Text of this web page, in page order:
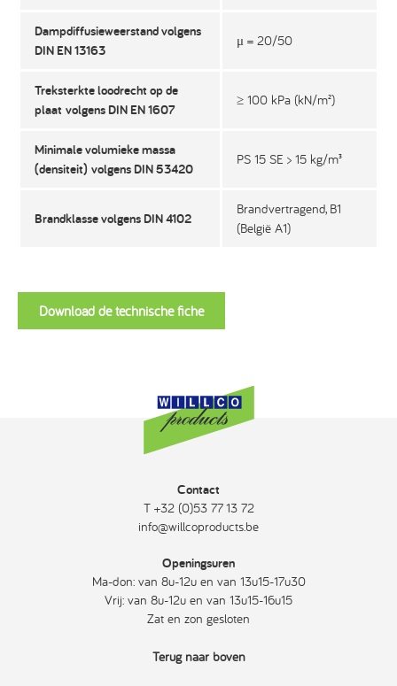
Dampdiffusieweerstand volgens
DIN EN 13163
μ = 20/50
Treksterkte loodrecht op de
plaat volgens DIN EN 1607
≥ 100 kPa (kN/m²)
Minimale volumieke massa
(densiteit) volgens DIN 53420
PS 15 SE > 15 kg/m³
Brandklasse volgens DIN 4102
Brandvertragend, B1
(België A1)
Download de technische fiche
Contact
T +32 (0)53 77 13 72
info@willcoproducts.be
Openingsuren
Ma-don: van 8u-12u en van 13u15-17u30
Vrij: van 8u-12u en van 13u15-16u15
Zat en zon gesloten
Terug naar boven